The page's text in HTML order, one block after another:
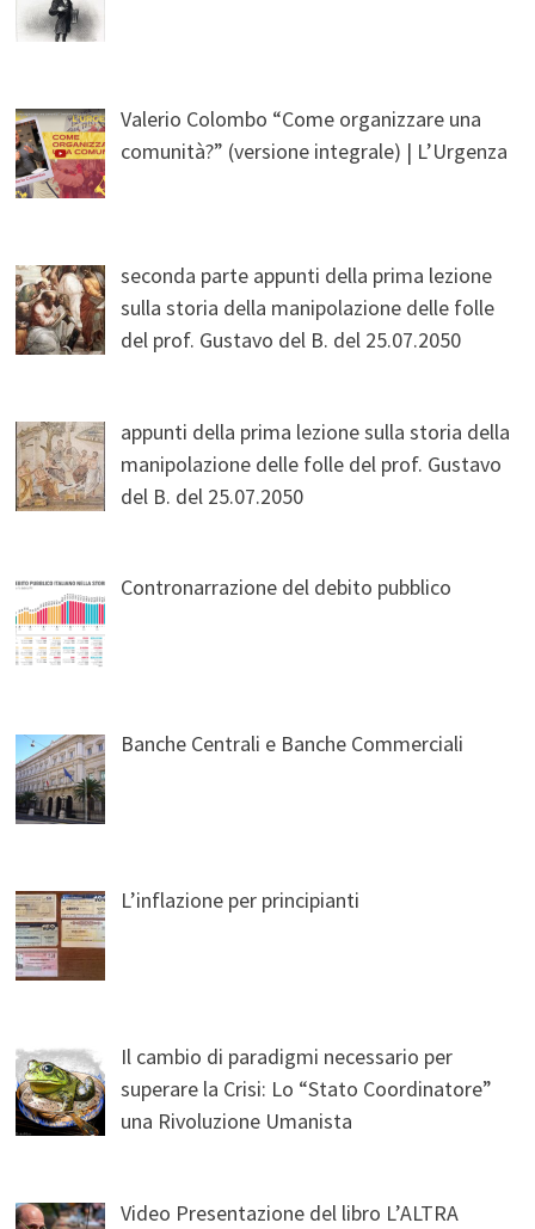
Valerio Colombo “Come organizzare una
comunità?” (versione integrale) | L’Urgenza
seconda parte appunti della prima lezione
sulla storia della manipolazione delle folle
del prof. Gustavo del B. del 25.07.2050
appunti della prima lezione sulla storia della
manipolazione delle folle del prof. Gustavo
del B. del 25.07.2050
Contronarrazione del debito pubblico
Banche Centrali e Banche Commerciali
L’inflazione per principianti
Il cambio di paradigmi necessario per
superare la Crisi: Lo “Stato Coordinatore”
una Rivoluzione Umanista
Video Presentazione del libro L’ALTRA